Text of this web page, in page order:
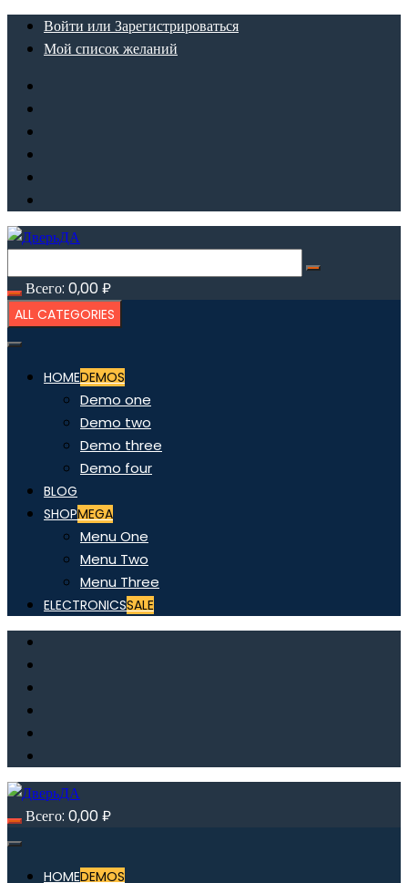
ПерейтиВойти или Зарегистрироваться
Мой список желаний
Всего: 0,00₽
ALL CATEGORIES
HOMEDEMOS
Demo one
Demo two
Demo three
Demo four
BLOG
SHOPMEGA
Menu One
Menu Two
Menu Three
ELECTRONICSSALE
Всего: 0,00₽
HOMEDEMOS